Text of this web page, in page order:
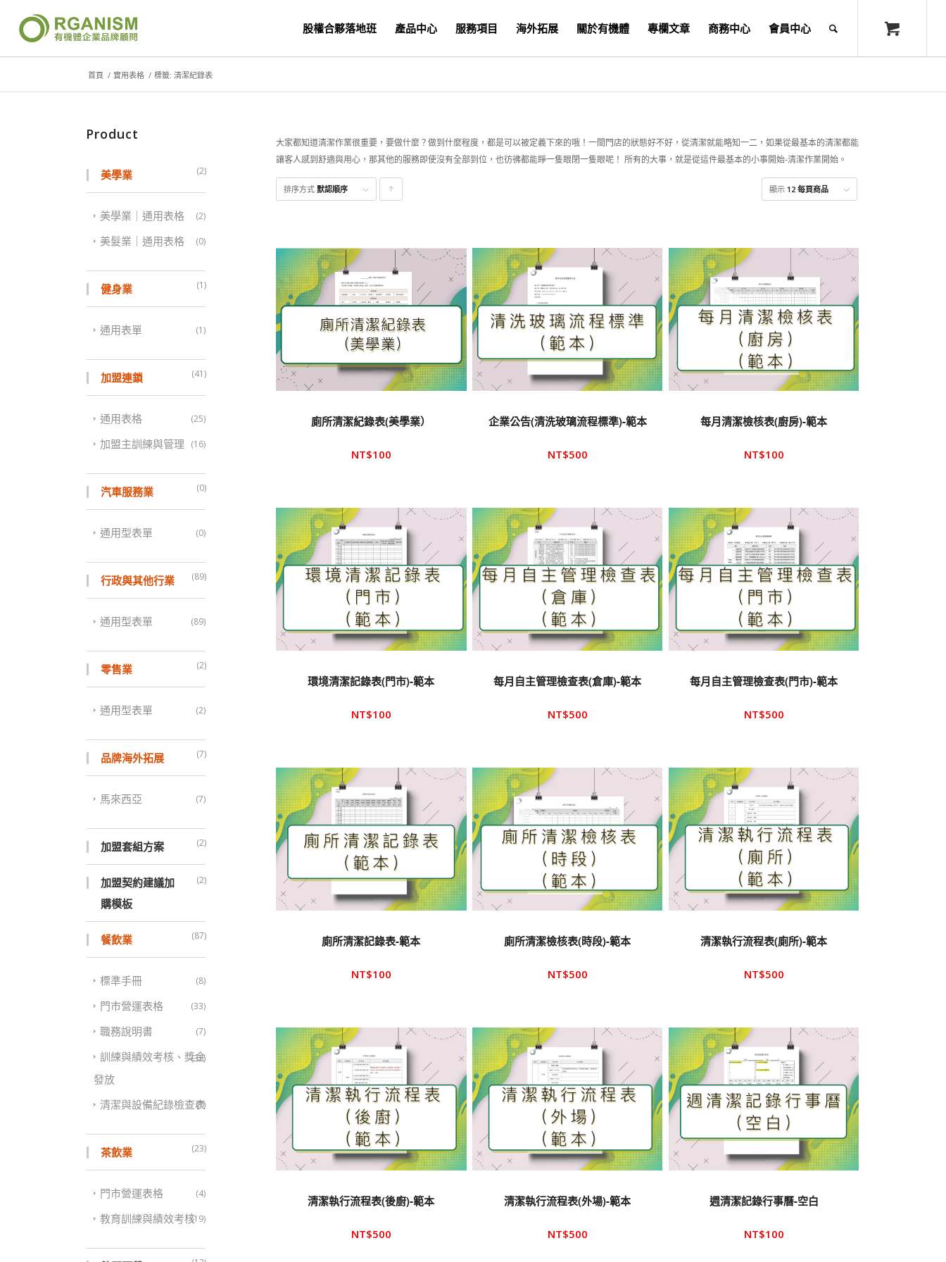
股權合夥落地班 產品中心 服務項目 海外拓展 關於有機體 專欄文章 商務中心 會員中心
首頁 / 實用表格 / 標籤: 清潔紀錄表
大家都知道清潔作業很重要，要做什麼？做到什麼程度，都是可以被定義下來的哦！一間門店的狀態好不好，從清潔就能略知一二，如果從最基本的清潔都能
讓客人感到舒適與用心，那其他的服務即使沒有全部到位，也彷彿都能睜一隻眼閉一隻眼呢！ 所有的大事，就是從這件最基本的小事開始-清潔作業開始。
排序方式 默認順序
品
顯示 12 每頁商品
廁所清潔紀錄表(美學業）
NT$100
企業公告(清洗玻璃流程標準)-範本
NT$500
每月清潔檢核表(廚房)-範本
NT$100
環境清潔記錄表(門市)-範本
NT$100
每月自主管理檢查表(倉庫)-範本
NT$500
每月自主管理檢查表(門市)-範本
NT$500
廁所清潔記錄表-範本
NT$100
廁所清潔檢核表(時段)-範本
NT$500
清潔執行流程表(廁所)-範本
NT$500
清潔執行流程表(後廚)-範本
NT$500
清潔執行流程表(外場)-範本
NT$500
週清潔記錄行事曆-空白
NT$100
Product
美學業 (2)
美學業｜通用表格 (2)
美髮業｜通用表格 (0)
健身業 (1)
通用表單 (1)
加盟連鎖 (41)
通用表格 (25)
加盟主訓練與管理 (16)
汽車服務業 (0)
通用型表單 (0)
行政與其他行業 (89)
通用型表單 (89)
零售業 (2)
通用型表單 (2)
品牌海外拓展 (7)
馬來西亞 (7)
加盟套組方案 (2)
加盟契約建議加
購模板
(2)
餐飲業 (87)
標準手冊 (8)
門市營運表格 (33)
職務說明書 (7)
訓練與績效考核、獎金
發放
(32)
清潔與設備紀錄檢查表
(7)
茶飲業 (23)
門市營運表格 (4)
教育訓練與績效考核(19)